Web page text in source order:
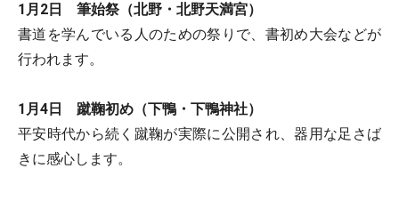
1月2日 筆始祭（北野・北野天満宮）
書道を学んでいる人のための祭りで、書初め大会などが
行われます。
1月4日 蹴鞠初め（下鴨・下鴨神社）
平安時代から続く蹴鞠が実際に公開され、器用な足さば
きに感心します。